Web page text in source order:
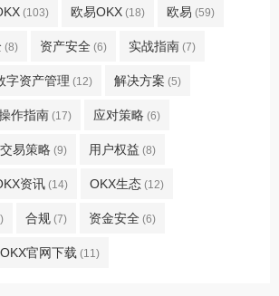
(103) 欧易OKX (18) 欧易 (59)
(8) 资产安全 (6) 实战指南 (7)
字资产管理 (12) 解决方案 (5)
作指南 (17) 应对策略 (6)
交易策略 (9) 用户权益 (8)
资讯 (14) OKX生态 (12)
合规 (7) 资金安全 (6)
OKX官网下载 (11)